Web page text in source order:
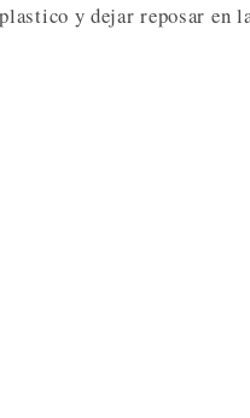
y dejar reposar en